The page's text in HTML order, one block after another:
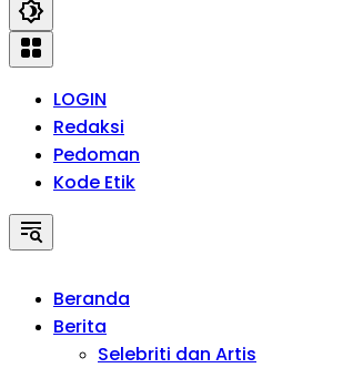
LOGIN
Redaksi
Pedoman
Kode Etik
Beranda
Berita
Selebriti dan Artis